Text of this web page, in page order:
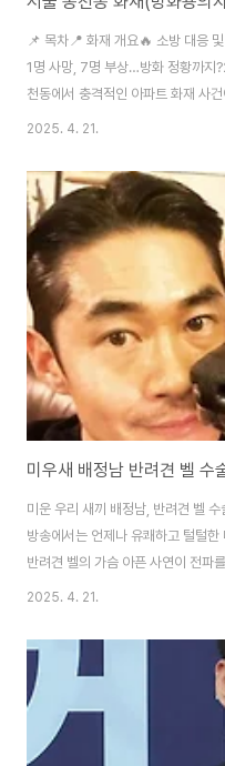
📌 목차📍 화재 개요🔥 소방 대응
1명 사망, 7명 부상…방화 정황까
천동에서 충격적인 아파트 화재 사
민들의 일상을 한순간에 뒤흔든 이
📍 화재 개요발생 시간: 2025년 4
구 봉천동 21층 규모 아파트피해 상
입 5명, 추락 중상 2명)🚨 방화 정
남성은 불이 시작된 4층 복도에서
2025. 4. 21.
미우새 배정남 반려견 벨 수
미운 우리 새끼 배정남, 반려견 벨
방송에서는 언제나 유쾌하고 털털
반려견 벨의 가슴 아픈 사연이 전파
클함, 그리고 눈물이 더 많았던 시간
럼 아끼는 모습으로 유명하죠. 그런
상 증세를 보여 병원을 찾게 된 사연
어요. 종양 제거 수술이 필요하다는
휩싸이게 됩니다. 화면을 보면서
전날의 긴장감벨의 수술..
2025. 4. 21.